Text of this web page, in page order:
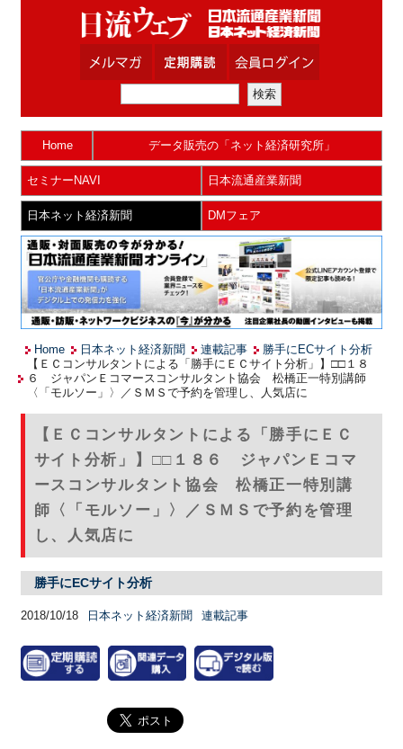
Home データ販売の「ネット経済研究所」
セミナーNAVI 日本流通産業新聞
日本ネット経済新聞 DMフェア
Home 日本ネット経済新聞 連載記事
勝手にECサイト分析
【ＥＣコンサルタントによる「勝手にＥＣサイト分析」】□□１８
６ ジャパンＥコマースコンサルタント協会 松橋正一特別講師
〈「モルソー」〉／ＳＭＳで予約を管理し、人気店に
【ＥＣコンサルタントによる「勝手にＥＣ
サイト分析」】□□１８６ ジャパンＥコマ
ースコンサルタント協会 松橋正一特別講
師〈「モルソー」〉／ＳＭＳで予約を管理
し、人気店に
勝手にECサイト分析
2018/10/18 日本ネット経済新聞 連載記事